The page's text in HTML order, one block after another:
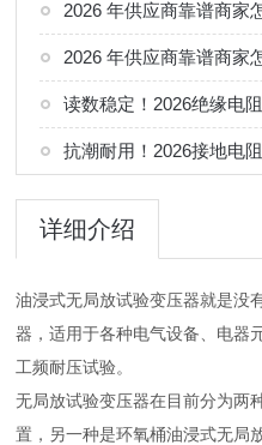
详细介绍
油浸式无局放试验变压器就是没
器，适用于各种电气设备、电器
工频耐压试验。
无局放试验变压器在目前分为两
置，另一种是环氧桶油浸式无局